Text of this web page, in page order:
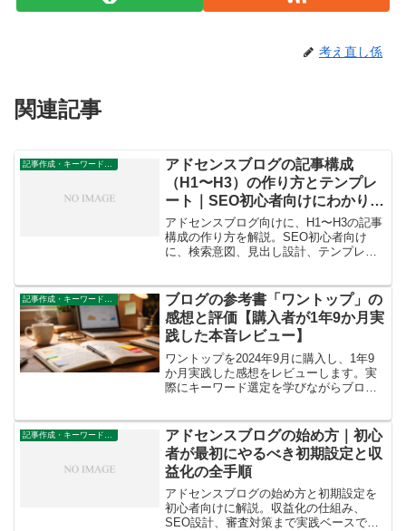
考え直し係
関連記事
記事作成・キーワード設計
アドセンスブログの記事構成
（H1〜H3）の作り方とテンプレ
ート｜SEO初心者向けにわかりや
すく解説
アドセンスブログ向けに、H1〜H3の記事
構成の作り方を解説。SEO初心者向け
に、検索意図、見出し設計、テンプレー
記事作成・キーワード設計
ブログの参考書「ワントップ」の
感想と評価【購入者が1年9か月実
践した本音レビュー】
ワントップを2024年9月に購入し、1年9
か月実践した感想をレビューします。実
際にキーワード選定を学びながらブログ
す。
アドセンスブログの始め方｜初心
者が最初にやるべき初期設定と収
益化の全手順
アドセンスブログの始め方と初期設定を
初心者向けに解説。収益化の仕組み、
SEO設計、審査対策まで実践ベースでわ